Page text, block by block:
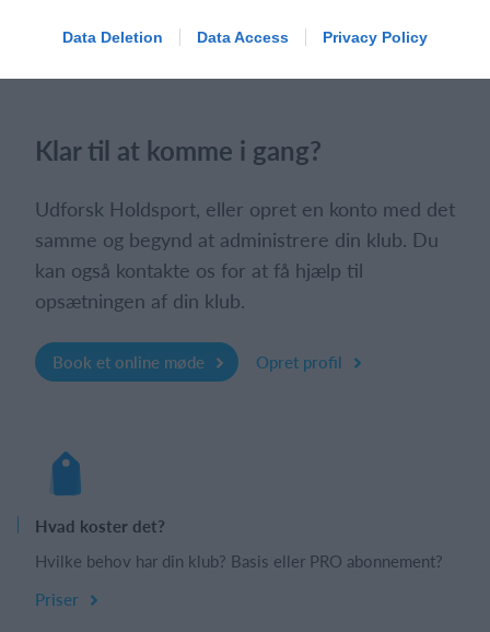
Data Deletion Data Access Privacy Policy
Klar til at komme i gang?
Udforsk Holdsport, eller opret en konto med det
samme og begynd at administrere din klub. Du
kan også kontakte os for at få hjælp til
opsætningen af din klub.
Book et online møde Opret profil
Hvad koster det?
Hvilke behov har din klub? Basis eller PRO abonnement?
Priser